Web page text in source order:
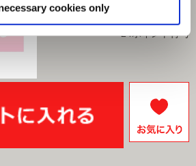
cookies only
(税込)
24ポイント付与